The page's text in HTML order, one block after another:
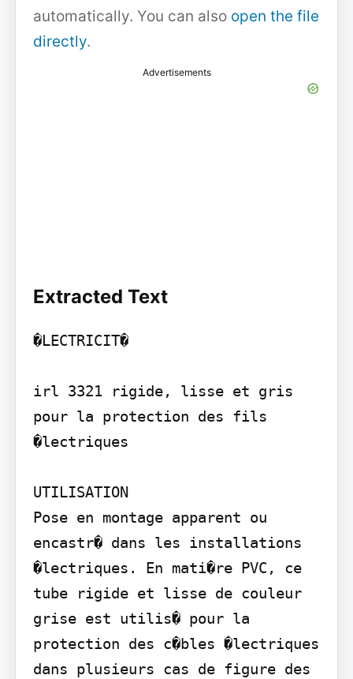
automatically. You can also open the file
directly.
Advertisements
Extracted Text
�LECTRICIT�
irl 3321 rigide, lisse et gris
pour la protection des fils
�lectriques
UTILISATION
Pose en montage apparent ou
encastr� dans les installations
�lectriques. En mati�re PVC, ce
tube rigide et lisse de couleur
grise est utilis� pour la
protection des c�bles �lectriques
dans plusieurs cas de figure des